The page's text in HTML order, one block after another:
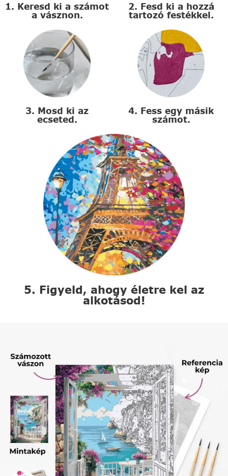
1. Keresd ki a számot
a vásznon.
2. Fesd ki a hozzá
tartozó festékkel.
3. Mosd ki az
ecseted.
4. Fess egy másik
számot.
5. Figyeld, ahogy életre kel az
alkotásod!